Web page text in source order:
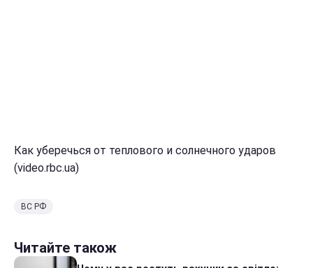
Как уберечься от теплового и солнечного ударов
(video.rbc.ua)
ВС РФ
Читайте також